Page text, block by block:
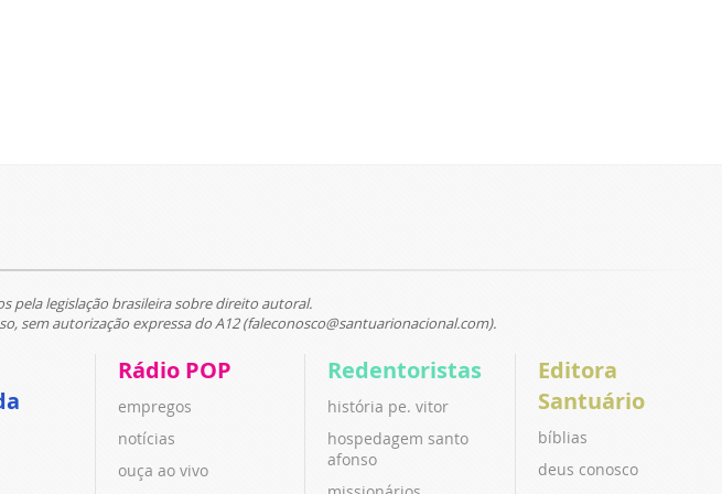
pela legislação brasileira sobre direito autoral.
sem autorização expressa do A12 (faleconosco@santuarionacional.com).
Rádio POP
empregos
notícias
ouça ao vivo
Redentoristas
história pe. vitor
hospedagem santo
afonso
Editora
Santuário
bíblias
deus conosco